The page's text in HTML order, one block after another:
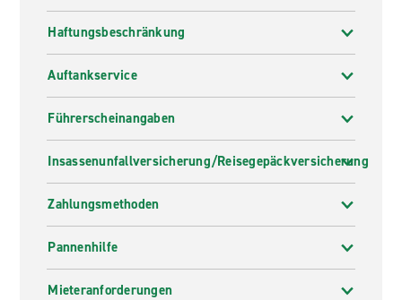
Haftungsbeschränkung
Auftankservice
Führerscheinangaben
Insassenunfallversicherung/Reisegepäckversicherung
Zahlungsmethoden
Pannenhilfe
Mieteranforderungen